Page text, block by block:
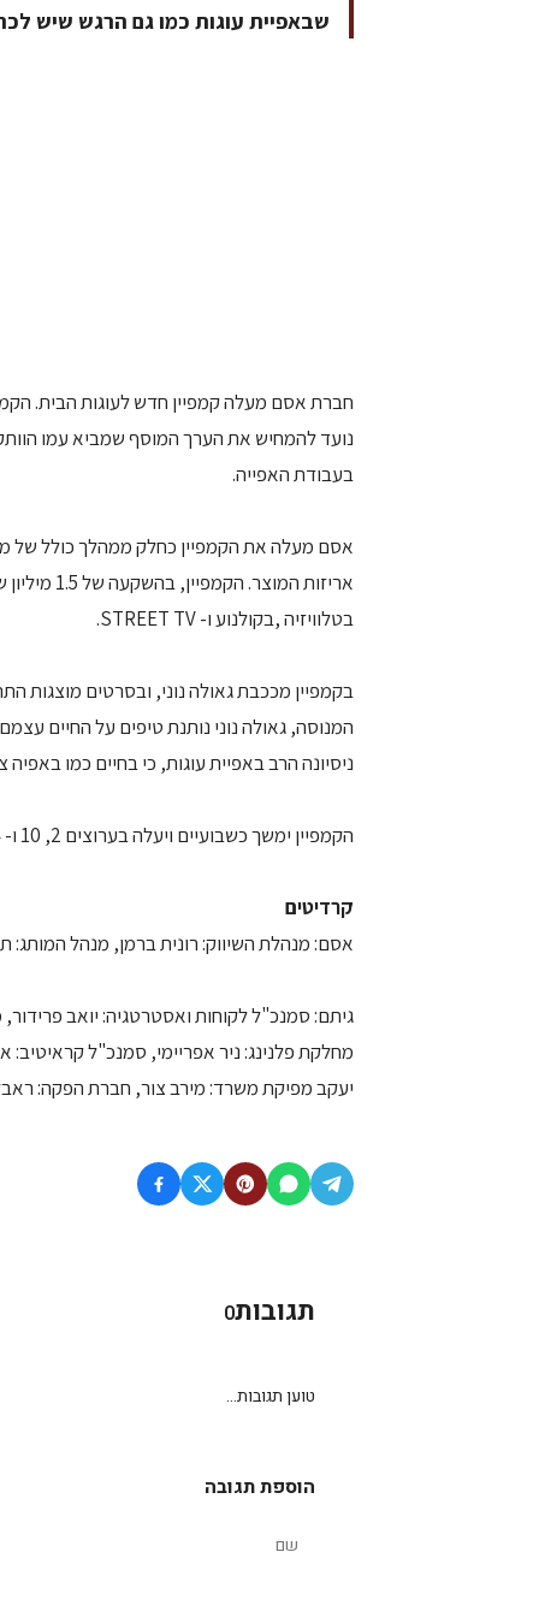
שבאפיית עוגות כמו גם הרגש שיש
חברת אסם מעלה קמפיין חדש לעוגות הבית.
נועד להמחיש את הערך המוסף שמביא עמו
בעבודת האפייה.
אסם מעלה את הקמפיין כחלק ממהלך כולל של
בטלוויזיה ,בקולנוע ו- STREET TV.
בקמפיין מככבת גאולה נוני, ובסרטים
המנוסה, גאולה נוני נותנת טיפים על החיים
ניסיונה הרב באפיית עוגות, כי בחיים כמו
הקמפיין ימשך כשבועיים ויעלה בערוצים 2, 10 ו- 24 , קולנוע ו- STREET TV.
קרדיטים
אסם: מנהלת השיווק: רונית ברמן, מנהל המותג:
גיתם: סמנכ"ל לקוחות ואסטרטגיה: יואב
מחלקת פלנינג: ניר אפריימי, סמנכ"ל קראיטיב:
יעקב מפיקת משרד: מירב צור, חברת הפקה:
תגובות0
טוען תגובות...
הוספת תגובה